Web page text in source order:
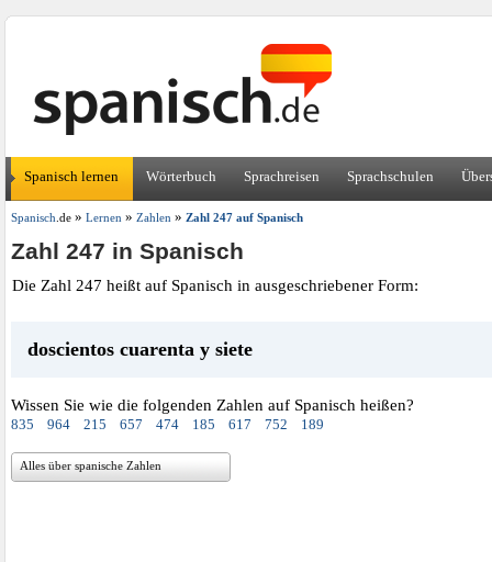
Spanisch lernen Wörterbuch Sprachreisen Sprachschulen
Spanisch .de» Lernen» Zahlen» Zahl 247 auf Spanisch
Zahl 247 in Spanisch
Die Zahl 247 heißt auf Spanisch in ausgeschriebener Form:
doscientos cuarenta y siete
Wissen Sie wie die folgenden Zahlen auf Spanisch heißen?
835 964 215 657 474 185 617 752 189
Alles über spanische Zahlen